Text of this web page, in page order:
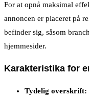
For at opnå maksimal
annoncen er placeret på
befinder sig, såsom
hjemmesider.
Karakteristika for
Tydelig overskrift: